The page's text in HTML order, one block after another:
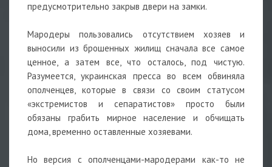
предусмотрительно закрыв двери на замки.
Мародеры пользовались отсутствием хозяев и
выносили из брошенных жилищ сначала все самое
ценное, а затем все, что осталось, под чистую.
Разумеется, украинская пресса во всем обвиняла
ополченцев, которые в связи со своим статусом
«экстремистов и сепаратистов» просто были
обязаны грабить мирное население и обчищать
дома, временно оставленные хозяевами.
Но версия с ополченцами-мародерами как-то не